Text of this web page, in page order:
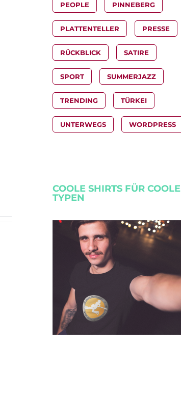
PEOPLE PINNEBERG
PLATTENTELLER PRESSE
RÜCKBLICK SATIRE
SPORT SUMMERJAZZ
TRENDING TÜRKEI
UNTERWEGS WORDPRESS
COOLE SHIRTS FÜR COOLE
TYPEN